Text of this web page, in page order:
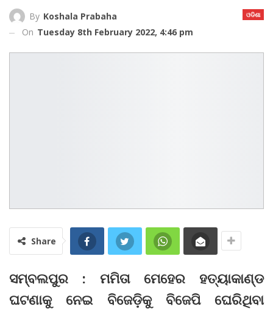
ଓଡିଶା
By Koshala Prabaha
On Tuesday 8th February 2022, 4:46 pm
Share
ସମ୍ବଲପୁର : ମମିତା ମେହେର ହତ୍ୟାକାଣ୍ଡ
ଘଟଣାକୁ ନେଇ ବିଜେଡ଼ିକୁ ବିଜେପି ଘେରିଥିବା